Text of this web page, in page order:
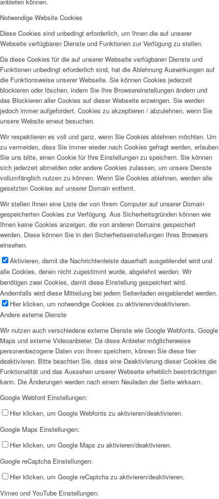
Notwendige Website Cookies
Diese Cookies sind unbedingt erforderlich, um Ihnen die auf unserer
Webseite verfügbaren Dienste und Funktionen zur Verfügung zu stellen.
Da diese Cookies für die auf unserer Webseite verfügbaren Dienste und
Funktionen unbedingt erforderlich sind, hat die Ablehnung Auswirkungen auf
die Funktionsweise unserer Webseite. Sie können Cookies jederzeit
blockieren oder löschen, indem Sie Ihre Browsereinstellungen ändern und
das Blockieren aller Cookies auf dieser Webseite erzwingen. Sie werden
jedoch immer aufgefordert, Cookies zu akzeptieren / abzulehnen, wenn Sie
unsere Website erneut besuchen.
Wir respektieren es voll und ganz, wenn Sie Cookies ablehnen möchten. Um
zu vermeiden, dass Sie immer wieder nach Cookies gefragt werden, erlauben
Sie uns bitte, einen Cookie für Ihre Einstellungen zu speichern. Sie können
sich jederzeit abmelden oder andere Cookies zulassen, um unsere Dienste
vollumfänglich nutzen zu können. Wenn Sie Cookies ablehnen, werden alle
gesetzten Cookies auf unserer Domain entfernt.
Wir stellen Ihnen eine Liste der von Ihrem Computer auf unserer Domain
gespeicherten Cookies zur Verfügung. Aus Sicherheitsgründen können wie
Ihnen keine Cookies anzeigen, die von anderen Domains gespeichert
werden. Diese können Sie in den Sicherheitseinstellungen Ihres Browsers
einsehen.
Aktivieren, damit die Nachrichtenleiste dauerhaft ausgeblendet wird und
alle Cookies, denen nicht zugestimmt wurde, abgelehnt werden. Wir
benötigen zwei Cookies, damit diese Einstellung gespeichert wird.
Andernfalls wird diese Mitteilung bei jedem Seitenladen eingeblendet werden.
Hier klicken, um notwendige Cookies zu aktivieren/deaktivieren.
Andere externe Dienste
Wir nutzen auch verschiedene externe Dienste wie Google Webfonts, Google
Maps und externe Videoanbieter. Da diese Anbieter möglicherweise
personenbezogene Daten von Ihnen speichern, können Sie diese hier
deaktivieren. Bitte beachten Sie, dass eine Deaktivierung dieser Cookies die
Funktionalität und das Aussehen unserer Webseite erheblich beeinträchtigen
kann. Die Änderungen werden nach einem Neuladen der Seite wirksam.
Google Webfont Einstellungen:
Hier klicken, um Google Webfonts zu aktivieren/deaktivieren.
Google Maps Einstellungen:
Hier klicken, um Google Maps zu aktivieren/deaktivieren.
Google reCaptcha Einstellungen:
Hier klicken, um Google reCaptcha zu aktivieren/deaktivieren.
Vimeo und YouTube Einstellungen: